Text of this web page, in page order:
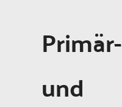
Primär-
und